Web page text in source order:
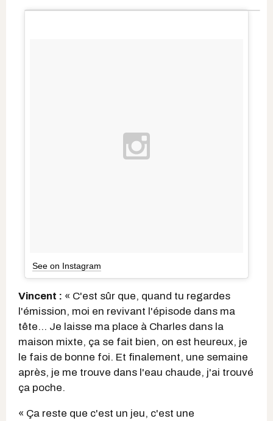
See on Instagram
Vincent : « C'est sûr que, quand tu regardes
l'émission, moi en revivant l'épisode dans ma
tête... Je laisse ma place à Charles dans la
maison mixte, ça se fait bien, on est heureux, je
le fais de bonne foi. Et finalement, une semaine
après, je me trouve dans l'eau chaude, j'ai trouvé
ça poche.
« Ça reste que c'est un jeu, c'est une